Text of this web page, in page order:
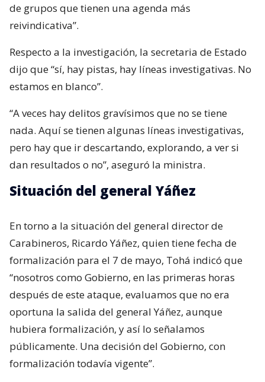
de grupos que tienen una agenda más
reivindicativa”.
Respecto a la investigación, la secretaria de Estado
dijo que “sí, hay pistas, hay líneas investigativas. No
estamos en blanco”.
“A veces hay delitos gravísimos que no se tiene
nada. Aquí se tienen algunas líneas investigativas,
pero hay que ir descartando, explorando, a ver si
dan resultados o no”, aseguró la ministra.
Situación del general Yáñez
En torno a la situación del general director de
Carabineros, Ricardo Yáñez, quien tiene fecha de
formalización para el 7 de mayo, Tohá indicó que
“nosotros como Gobierno, en las primeras horas
después de este ataque, evaluamos que no era
oportuna la salida del general Yáñez, aunque
hubiera formalización, y así lo señalamos
públicamente. Una decisión del Gobierno, con
formalización todavía vigente”.